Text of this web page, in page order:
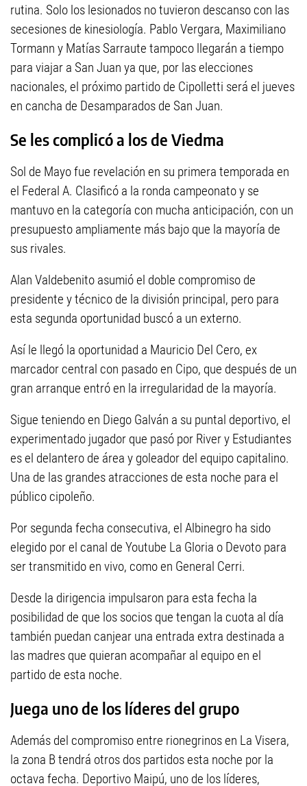
rutina. Solo los lesionados no tuvieron descanso con las
secesiones de kinesiología. Pablo Vergara, Maximiliano
Tormann y Matías Sarraute tampoco llegarán a tiempo
para viajar a San Juan ya que, por las elecciones
nacionales, el próximo partido de Cipolletti será el jueves
en cancha de Desamparados de San Juan.
Se les complicó a los de Viedma
Sol de Mayo fue revelación en su primera temporada en
el Federal A. Clasificó a la ronda campeonato y se
mantuvo en la categoría con mucha anticipación, con un
presupuesto ampliamente más bajo que la mayoría de
sus rivales.
Alan Valdebenito asumió el doble compromiso de
presidente y técnico de la división principal, pero para
esta segunda oportunidad buscó a un externo.
Así le llegó la oportunidad a Mauricio Del Cero, ex
marcador central con pasado en Cipo, que después de un
gran arranque entró en la irregularidad de la mayoría.
Sigue teniendo en Diego Galván a su puntal deportivo, el
experimentado jugador que pasó por River y Estudiantes
es el delantero de área y goleador del equipo capitalino.
Una de las grandes atracciones de esta noche para el
público cipoleño.
Por segunda fecha consecutiva, el Albinegro ha sido
elegido por el canal de Youtube La Gloria o Devoto para
ser transmitido en vivo, como en General Cerri.
Desde la dirigencia impulsaron para esta fecha la
posibilidad de que los socios que tengan la cuota al día
también puedan canjear una entrada extra destinada a
las madres que quieran acompañar al equipo en el
partido de esta noche.
Juega uno de los líderes del grupo
Además del compromiso entre rionegrinos en La Visera,
la zona B tendrá otros dos partidos esta noche por la
octava fecha. Deportivo Maipú, uno de los líderes,